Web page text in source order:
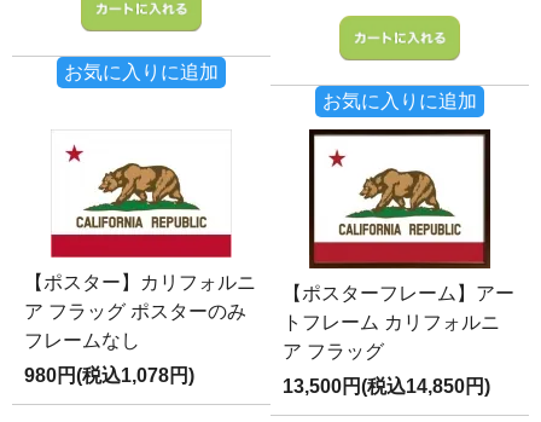
お気に入りに追加
お気に入りに追加
【ポスター】カリフォルニ
ア フラッグ ポスターのみ
フレームなし
980円(税込1,078円)
【ポスターフレーム】アー
トフレーム カリフォルニ
ア フラッグ
13,500円(税込14,850円)